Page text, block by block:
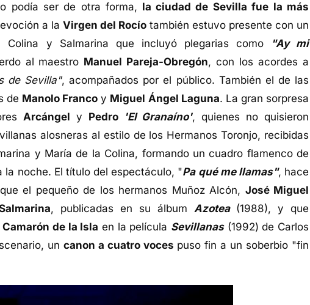
podía ser de otra forma, la ciudad de Sevilla fue la más
a la Virgen del Rocío también estuvo presente con un
y Salmarina que incluyó plegarias como
"Ay mi
al maestro Manuel Pareja-Obregón, con los acordes a
de Sevilla", acompañados por el público. También el de las
de Manolo Franco y Miguel Ángel Laguna. La gran sorpresa
Arcángel y Pedro'El Granaíno', quienes no quisieron
alosneras al estilo de los Hermanos Toronjo, recibidas
y María de la Colina, formando un cuadro flamenco de
la noche. El título del espectáculo, "Pa qué me llamas", hace
el pequeño de los hermanos Muñoz Alcón, José Miguel
, publicadas en su álbum Azotea (1988), y que
Camarón de la Isla en la película Sevillanas(1992) de Carlos
un canon a cuatro voces puso fin a un soberbio "fin